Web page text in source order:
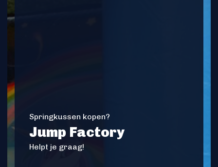
Springkussen kopen?
Jump Factory
Helpt je graag!